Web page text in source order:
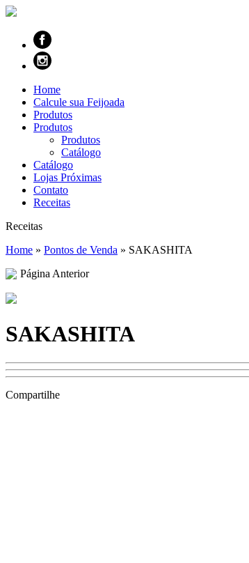
Home
Calcule sua Feijoada
Produtos
Produtos
Produtos
Catálogo
Catálogo
Lojas Próximas
Contato
Receitas
Receitas
Home » Pontos de Venda » SAKASHITA
Página Anterior
SAKASHITA
Compartilhe